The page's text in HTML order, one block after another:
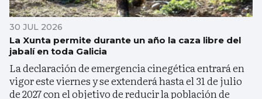
30 JUL 2026
La Xunta permite durante un año la caza libre del
jabalí en toda Galicia
La declaración de emergencia cinegética entrará en
vigor este viernes y se extenderá hasta el 31 de julio
de 2027 con el objetivo de reducir la población de